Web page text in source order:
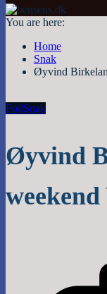
You are here:
Home
Snak
Øyvind
FoilSnak
Øyvind